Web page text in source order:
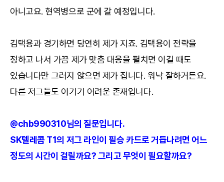
아니고요. 현역병으로 군에 갈 예정입니다.
김택용과 경기하면 당연히 제가 지죠. 김택용이 전략을
정하고 나서 가끔 제가 맞춤 대응을 펼치면 이길 때도
있습니다만 그러지 않으면 제가 집니다. 워낙 잘하거든요.
다른 저그들도 이기기 어려운 존재입니다.
@chb990310님의 질문입니다.
SK텔레콤 T1의 저그 라인이 필승 카드로 거듭나려면 어느
정도의 시간이 걸릴까요? 그리고 무엇이 필요할까요?